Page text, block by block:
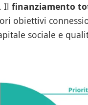
Il finanziamento
obiettivi
sociale e